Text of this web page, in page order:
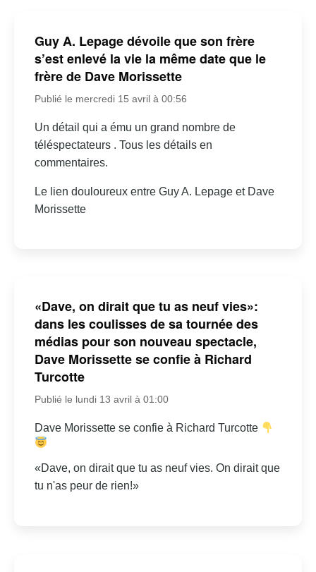
Guy A. Lepage dévoile que son frère
s’est enlevé la vie la même date que le
frère de Dave Morissette
Publié le mercredi 15 avril à 00:56
Un détail qui a ému un grand nombre de
téléspectateurs . Tous les détails en
commentaires.
Le lien douloureux entre Guy A. Lepage et Dave
Morissette
«Dave, on dirait que tu as neuf vies»:
dans les coulisses de sa tournée des
médias pour son nouveau spectacle,
Dave Morissette se confie à Richard
Turcotte
Publié le lundi 13 avril à 01:00
Dave Morissette se confie à Richard Turcotte
«Dave, on dirait que tu as neuf vies. On dirait que
tu n'as peur de rien!»